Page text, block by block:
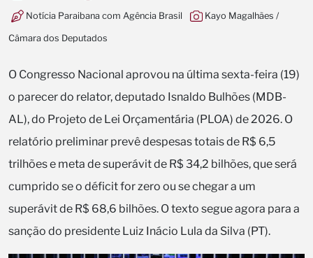
Notícia Paraibana com Agência Brasil Kayo Magalhães /
Câmara dos Deputados
O Congresso Nacional aprovou na última sexta-feira (19)
o parecer do relator, deputado Isnaldo Bulhões (MDB-
AL), do Projeto de Lei Orçamentária (PLOA) de 2026. O
relatório preliminar prevê despesas totais de R$ 6,5
trilhões e meta de superávit de R$ 34,2 bilhões, que será
cumprido se o déficit for zero ou se chegar a um
superávit de R$ 68,6 bilhões. O texto segue agora para a
sanção do presidente Luiz Inácio Lula da Silva (PT).